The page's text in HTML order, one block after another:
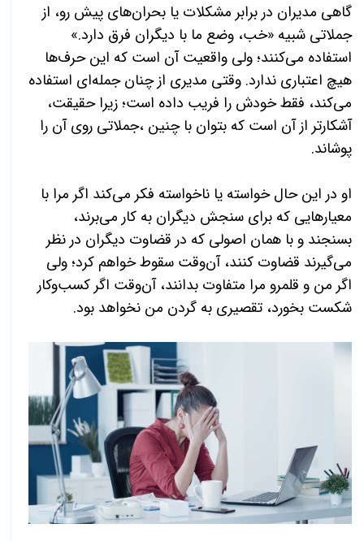
گاهی مدیران در برابر مشکلات یا بحران‌های پیش رو، از
جملاتی شبیه «خب، وضع ما با دیگران فرق دارد.»
استفاده می‌کنند؛ ولی واقعیت آن است که این حرف‌ها
هیچ اعتباری ندارد. وقتی مدیری از چنان جمله‌ای استفاده
می‌کند، فقط خودش را فریب داده است؛ زیرا حقیقت،
آشکارتر از آن است که بتوان با چنین ،جملاتی روی آن را
پوشاند.
او در این حال خواسته یا ناخواسته فکر می‌کند اگر مرا با
معیارهایی که برای سنجش دیگران به کار می‌برند،
بسنجند و با همان اصولی که در قضاوت دیگران در نظر
می‌گیرند قضاوت کنند، آن‌وقت سقوط خواهم کرد؛ ولی
اگر من و قلمرو مرا متفاوت بدانند، آن‌وقت اگر کسب‌وکار
شکست بخورد، تقصیری به گردن من نخواهد بود.